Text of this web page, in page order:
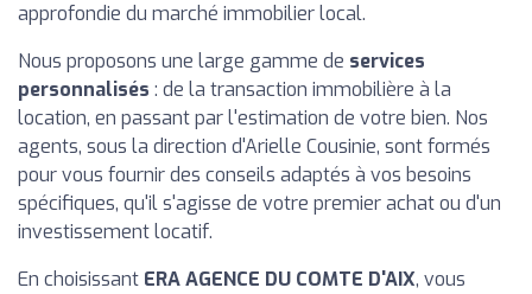
approfondie du marché immobilier local.
Nous proposons une large gamme de services
personnalisés : de la transaction immobilière à la
location, en passant par l'estimation de votre bien. Nos
agents, sous la direction d'Arielle Cousinie, sont formés
pour vous fournir des conseils adaptés à vos besoins
spécifiques, qu'il s'agisse de votre premier achat ou d'un
investissement locatif.
En choisissant ERA AGENCE DU COMTE D'AIX, vous